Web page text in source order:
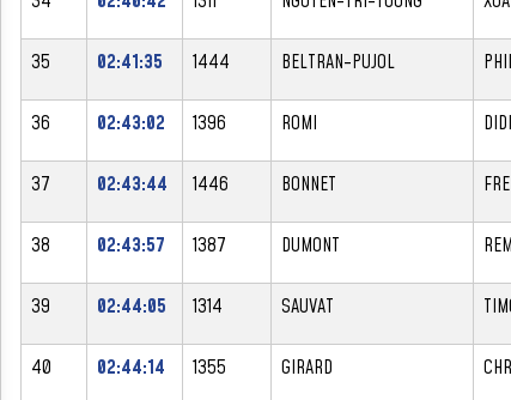
35 02:41:35 1444 BELTRAN-PUJOL
36 02:43:02 1396 ROMI
37 02:43:44 1446 BONNET
38 02:43:57 1387 DUMONT
39 02:44:05 1314 SAUVAT
40 02:44:14 1355 GIRARD